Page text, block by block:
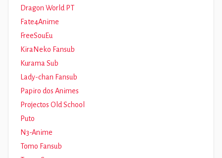
Dragon World PT
Fate4Anime
FreeSouEu
KiraNeko Fansub
Kurama Sub
Lady-chan Fansub
Papiro dos Animes
Projectos Old School
Puto
N3-Anime
Tomo Fansub